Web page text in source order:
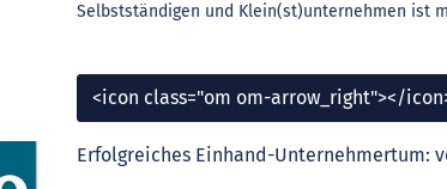
Selbstständigen und Klein(st)unternehmen ist
<icon class="om om-arrow_right"></
Erfolgreiches Einhand-Unternehmertum: